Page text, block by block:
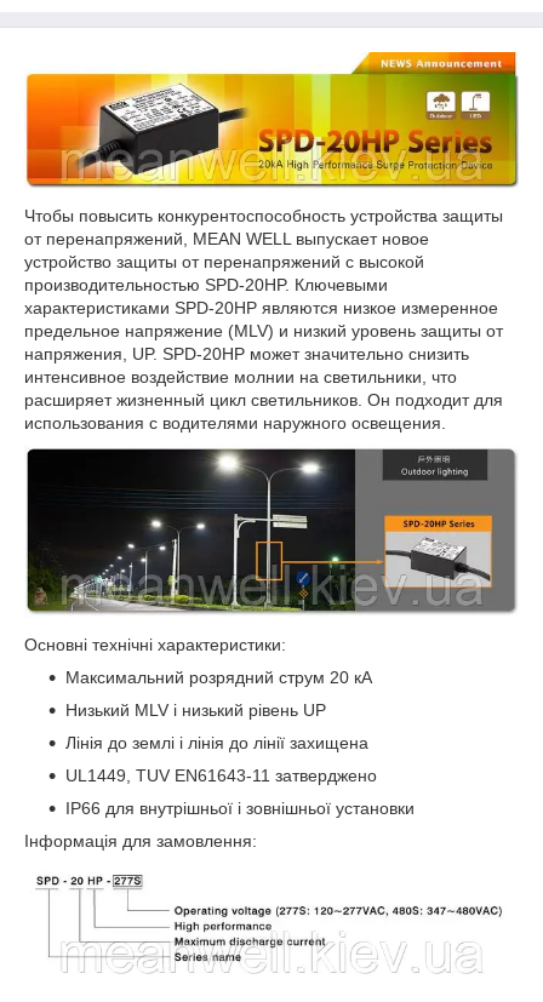
Чтобы повысить конкурентоспособность устройства защиты
от перенапряжений, MEAN WELL выпускает новое
устройство защиты от перенапряжений с высокой
производительностью SPD-20HP. Ключевыми
характеристиками SPD-20HP являются низкое измеренное
предельное напряжение (MLV) и низкий уровень защиты от
напряжения, UP. SPD-20HP может значительно снизить
интенсивное воздействие молнии на светильники, что
расширяет жизненный цикл светильников. Он подходит для
использования с водителями наружного освещения.
Основні технічні характеристики:
Максимальний розрядний струм 20 кА
Низький MLV і низький рівень UP
Лінія до землі і лінія до лінії захищена
UL1449, TUV EN61643-11 затверджено
IP66 для внутрішньої і зовнішньої установки
Інформація для замовлення: